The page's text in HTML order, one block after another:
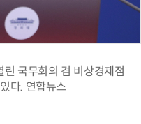
국무회의 겸 비상경제점
다. 연합뉴스